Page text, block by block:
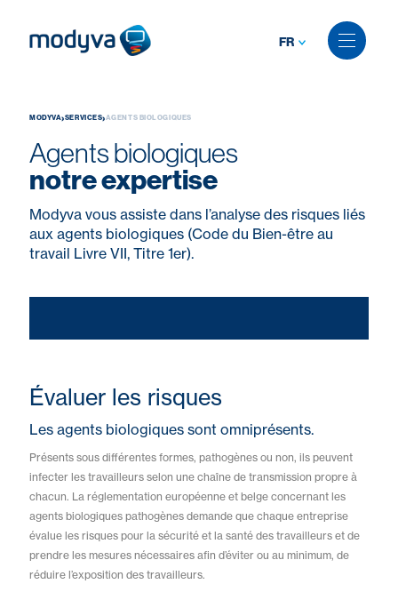
content
FR
MODYVA›SERVICES›AGENTS BIOLOGIQUES
Agents biologiques
notre expertise
Modyva vous assiste dans l’analyse des risques liés
aux agents biologiques (Code du Bien-être au
travail Livre VII, Titre 1er).
Évaluer les risques
Les agents biologiques sont omniprésents.
Présents sous différentes formes, pathogènes ou non, ils peuvent
infecter les travailleurs selon une chaîne de transmission propre à
chacun. La réglementation européenne et belge concernant les
agents biologiques pathogènes demande que chaque entreprise
évalue les risques pour la sécurité et la santé des travailleurs et de
prendre les mesures nécessaires afin d’éviter ou au minimum, de
réduire l’exposition des travailleurs.